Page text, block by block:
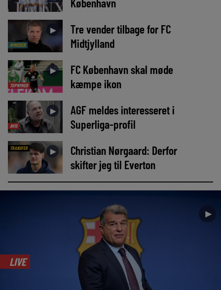
NYHEDER
►
Tre vender tilbage for FC
Midtjylland
TOPNYHED
►
FC København skal møde
kæmpe ikon
AVIS
►
AGF meldes interesseret i
Superliga-profil
TRANSFER ►
Christian Nørgaard: Derfor
skifter jeg til Everton
►
LIVE